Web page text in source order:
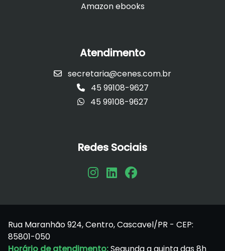
Amazon ebooks
Atendimento
secretaria@cenes.com.br
45 99108-9627
45 99108-9627
Redes Sociais
Rua Maranhão 924, Centro, Cascavel/PR - CEP:
85801-050